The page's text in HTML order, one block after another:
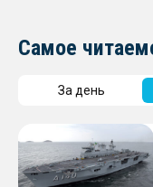
Самое
За день